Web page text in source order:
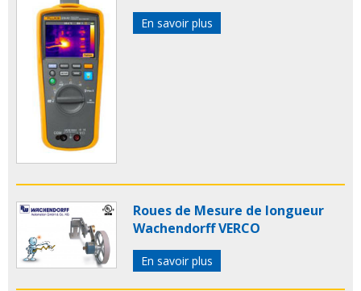
En savoir plus
Roues de Mesure de longueur
Wachendorff VERCO
En savoir plus